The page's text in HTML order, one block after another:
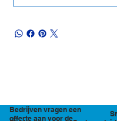
Bedrijven vragen een
offerte aan voor de